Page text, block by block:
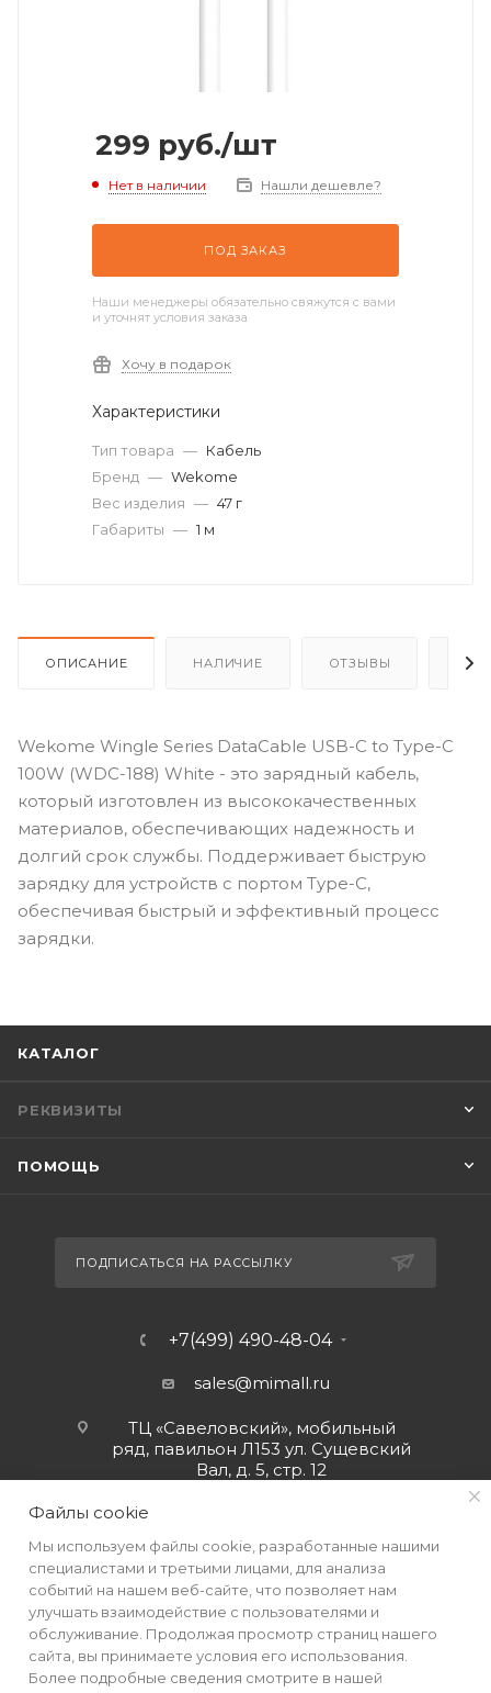
299 руб./шт
Нет в наличии Нашли дешевле?
ПОД ЗАКАЗ
Наши менеджеры обязательно свяжутся с вами
и уточнят условия заказа
Хочу в подарок
Характеристики
Тип товара — Кабель
Бренд — Wekome
Вес изделия — 47 г
Габариты — 1 м
ОПИСАНИЕ НАЛИЧИЕ ОТЗЫВЫ
Wekome Wingle Series DataCable USB-C to Type-C
100W (WDC-188) White - это зарядный кабель,
который изготовлен из высококачественных
материалов, обеспечивающих надежность и
долгий срок службы. Поддерживает быструю
зарядку для устройств с портом Type-C,
обеспечивая быстрый и эффективный процесс
зарядки.
КАТАЛОГ
РЕКВИЗИТЫ
ПОМОЩЬ
ПОДПИСАТЬСЯ НА РАССЫЛКУ
+7(499) 490-48-04
sales@mimall.ru
ТЦ «Савеловский», мобильный
ряд, павильон Л153 ул. Сущевский
Вал, д. 5, стр. 12
Файлы cookie
Мы используем файлы cookie, разработанные нашими
специалистами и третьими лицами, для анализа
событий на нашем веб-сайте, что позволяет нам
улучшать взаимодействие с пользователями и
обслуживание. Продолжая просмотр страниц нашего
сайта, вы принимаете условия его использования.
Более подробные сведения смотрите в нашей